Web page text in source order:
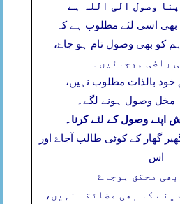
وصول الی اللہ ہے
بھی اسی لئے مطلوب ہے کہ
کو بھی وصول تام ہو جاۓ،
راضی ہوجائیں۔
خود بالذات مطلوب نہیں،
وصول ہونے لگے۔
وصول کے لئے کرنا۔
گھار کے کوئی طالب آجاۓ اور
اس
محقق ہوجاۓ
کا بھی مضائقہ نہیں،